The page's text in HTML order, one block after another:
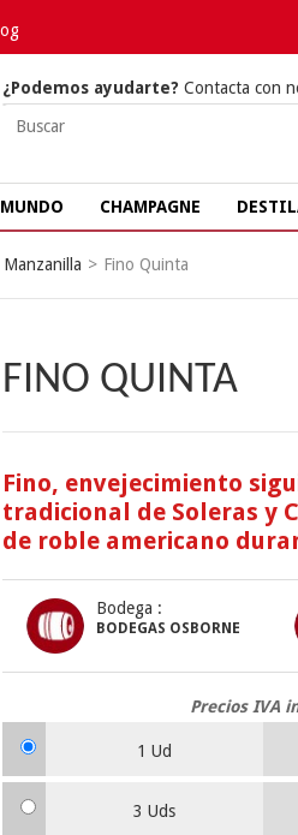
¿Podemos ayudarte? Contacta con
CHAMPAGNE
> Fino Quinta
FINO QUINTA
Fino, envejecimiento
tradicional de Soleras y
de roble americano
Bodega :
BODEGAS OSBORNE
Precios IVA
1 Ud
3 Uds